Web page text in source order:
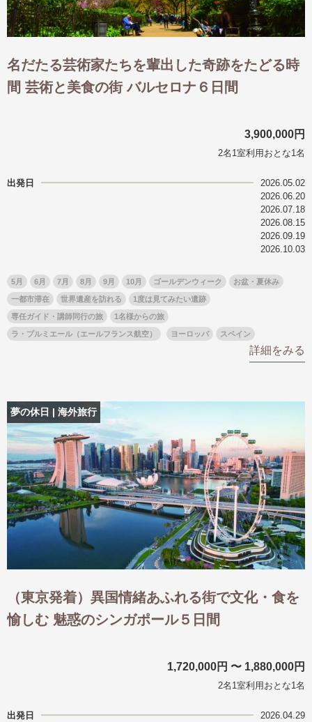
名だたる芸術家たちを輩出した奇跡をたどる時
間 芸術と美食の街 バルセロナ６日間
3,900,000円
2名1室利用おとな1名
出発日
2026.05.02
2026.06.20
2026.07.18
2026.08.15
2026.09.19
2026.10.03
5月 6月 7月 8月 9月 10月 ゴールデンウィーク お盆・夏休み
一都市滞在 世界遺産を訪れる 1度は見てみたい遺跡
専任ガイド・講師同行の旅 1名様からの旅
ラ・プルミエール（エールフランス航空） ヨーロッパ スペイン
詳細をみる
夢の休日 | 海外旅行
（東京発着）異国情緒あふれる街で文化・食を
愉しむ 魅惑のシンガポール５日間
1,720,000円 〜 1,880,000円
2名1室利用おとな1名
出発日 2026.04.29